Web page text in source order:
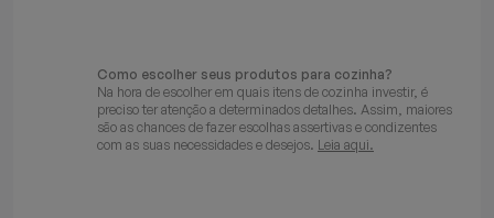
Como escolher seus produtos para cozinha?
Na hora de escolher em quais itens de cozinha investir, é
preciso ter atenção a determinados detalhes. Assim, maiores
são as chances de fazer escolhas assertivas e condizentes
com as suas necessidades e desejos. Leia aqui.